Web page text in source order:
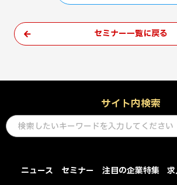
セミナー一覧に戻る
サイト内検索
ニュース セミナー 注目の企業特集